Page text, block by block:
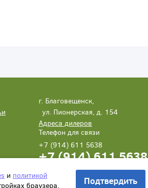
г. Благовещенск,
ул. Пионерская, д. 154
Адреса дилеров
Телефон для связи
+7 (914) 611 5638
+7 (914) 611 5638
Написать нам Заказать звонок
и политикой
браузера. Подтвердить